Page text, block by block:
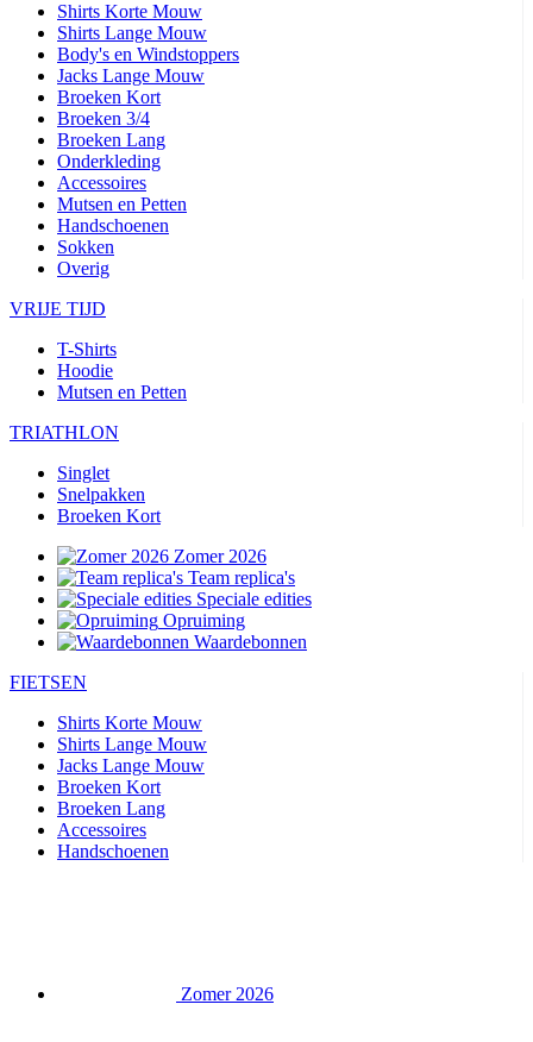
Shirts Korte Mouw
Shirts Lange Mouw
Body's en Windstoppers
Jacks Lange Mouw
Broeken Kort
Broeken 3/4
Broeken Lang
Onderkleding
Accessoires
Mutsen en Petten
Handschoenen
Sokken
Overig
VRIJE TIJD
T-Shirts
Hoodie
Mutsen en Petten
TRIATHLON
Singlet
Snelpakken
Broeken Kort
Zomer 2026
Team replica's
Speciale edities
Opruiming
Waardebonnen
FIETSEN
Shirts Korte Mouw
Shirts Lange Mouw
Jacks Lange Mouw
Broeken Kort
Broeken Lang
Accessoires
Handschoenen
Zomer 2026